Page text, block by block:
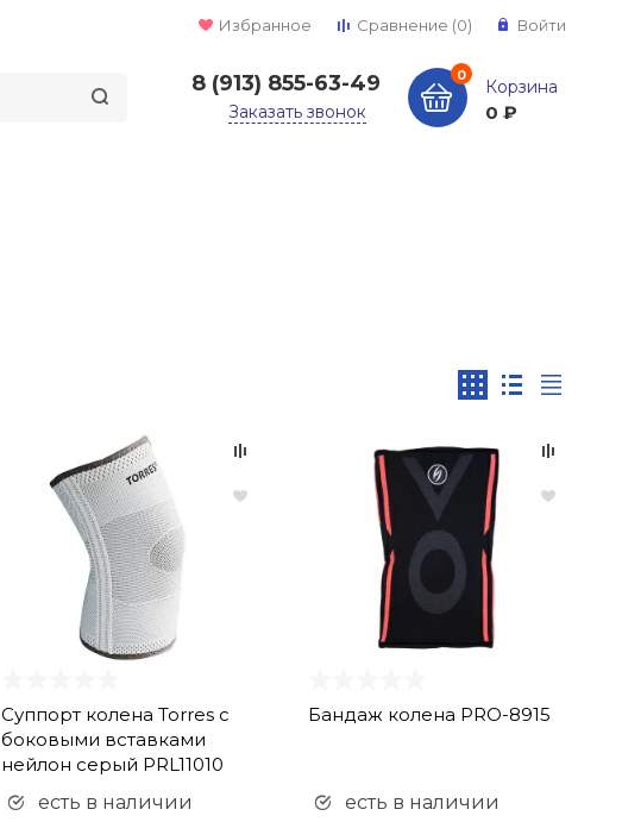
Избранное Сравнение (0) Войти
8 (913) 855-63-49
Заказать звонок
0
Корзина
0 ₽
Суппорт колена Torres с
боковыми вставками
нейлон серый PRL11010
есть в наличии
Бандаж колена PRO-8915
есть в наличии